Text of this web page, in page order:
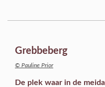
Grebbeberg
© Pauline Prior
De plek waar in de